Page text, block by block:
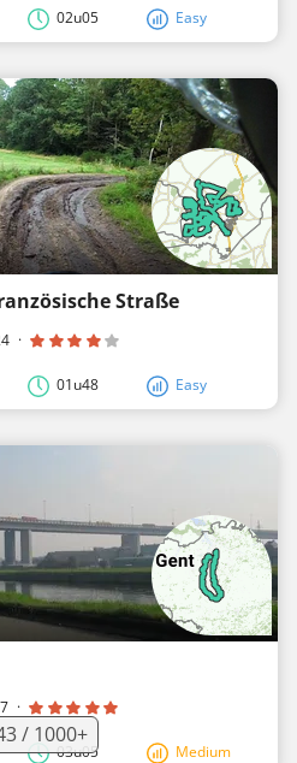
02u05 Easy
Straße
·
01u48 Easy
·
03u05 Medium
/ 1000+